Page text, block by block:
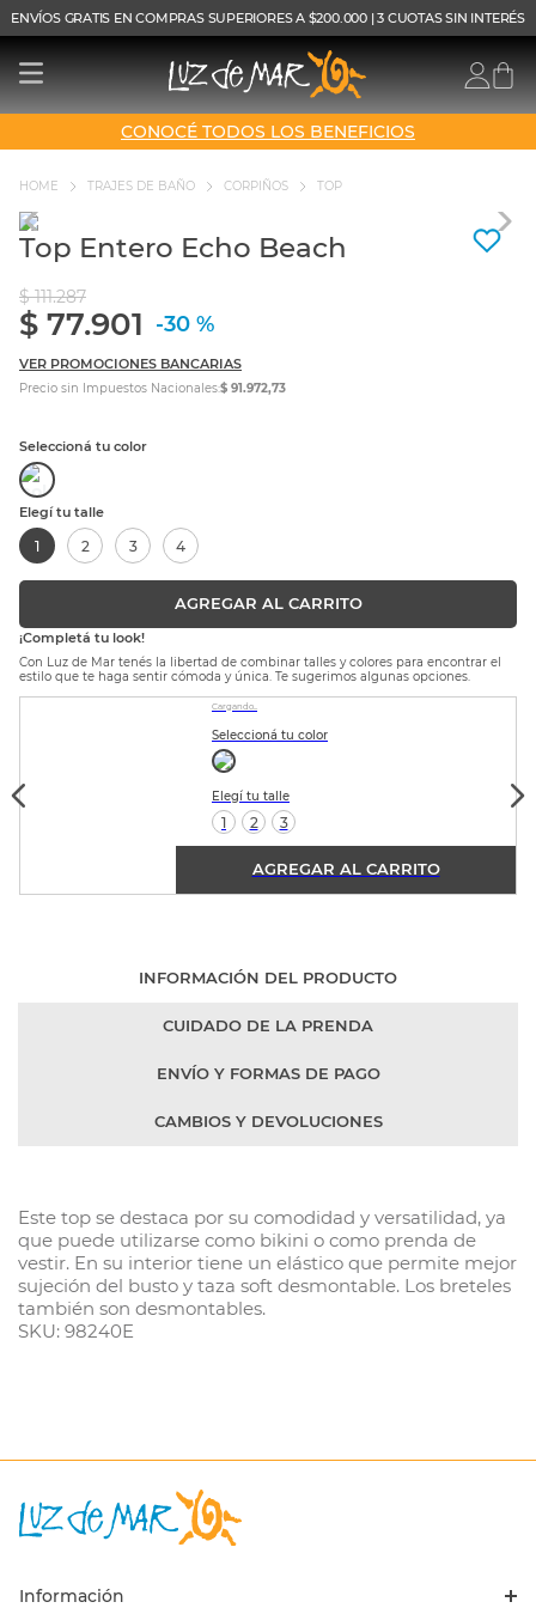
ENVÍOS GRATIS EN COMPRAS SUPERIORES A $200.000 | 3 CUOTAS SIN INTERÉS
CONOCÉ TODOS LOS BENEFICIOS
TRAJES DE BAÑO CORPIÑOS TOP
Top Entero Echo Beach
$ 111.287
$ 77.901 -30 %
VER PROMOCIONES BANCARIAS
Precio sin Impuestos Nacionales:$ 91.972,73
1 2 3 4
AGREGAR AL CARRITO
¡Completá tu look!
Con Luz de Mar tenés la libertad de combinar talles y colores para encontrar el
estilo que te haga sentir cómoda y única. Te sugerimos algunas opciones.
Cargando...
1 2 3
AGREGAR AL CARRITO
INFORMACIÓN DEL PRODUCTO
CUIDADO DE LA PRENDA
ENVÍO Y FORMAS DE PAGO
CAMBIOS Y DEVOLUCIONES
Este top se destaca por su comodidad y versatilidad, ya
que puede utilizarse como bikini o como prenda de
vestir. En su interior tiene un elástico que permite mejor
sujeción del busto y taza soft desmontable. Los breteles
también son desmontables.
SKU: 98240E
Información